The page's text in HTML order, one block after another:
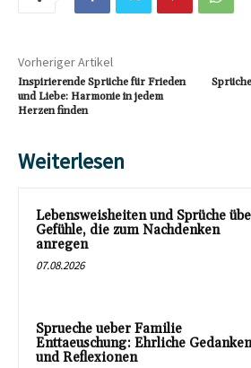
Vorheriger Artikel
Inspirierende Sprüche für Frieden
und Liebe: Harmonie in jedem
Herzen finden
Weiterlesen
Lebensweisheiten und Sprüche
Gefühle, die zum Nachdenken
anregen
07.08.2026
Sprueche ueber Familie
Enttaeuschung: Ehrliche Gedanken
und Reflexionen